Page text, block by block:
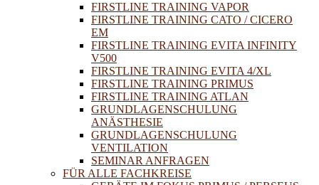
FIRSTLINE TRAINING VAPOR
FIRSTLINE TRAINING CATO / CICERO
EM
FIRSTLINE TRAINING EVITA INFINITY
V500
FIRSTLINE TRAINING EVITA 4/XL
FIRSTLINE TRAINING PRIMUS
FIRSTLINE TRAINING ATLAN
GRUNDLAGENSCHULUNG
ANÄSTHESIE
GRUNDLAGENSCHULUNG
VENTILATION
SEMINAR ANFRAGEN
FÜR ALLE FACHKREISE